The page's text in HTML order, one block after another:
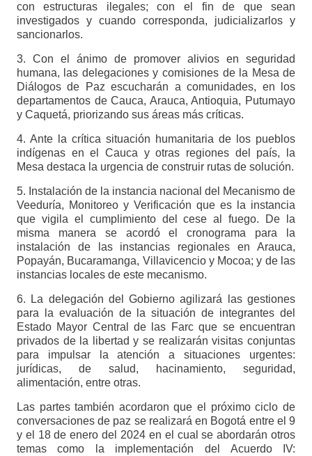
con estructuras ilegales; con el fin de que sean
investigados y cuando corresponda, judicializarlos y
sancionarlos.
3. Con el ánimo de promover alivios en seguridad
humana, las delegaciones y comisiones de la Mesa de
Diálogos de Paz escucharán a comunidades, en los
departamentos de Cauca, Arauca, Antioquia, Putumayo
y Caquetá, priorizando sus áreas más críticas.
4. Ante la crítica situación humanitaria de los pueblos
indígenas en el Cauca y otras regiones del país, la
Mesa destaca la urgencia de construir rutas de solución.
5. Instalación de la instancia nacional del Mecanismo de
Veeduría, Monitoreo y Verificación que es la instancia
que vigila el cumplimiento del cese al fuego. De la
misma manera se acordó el cronograma para la
instalación de las instancias regionales en Arauca,
Popayán, Bucaramanga, Villavicencio y Mocoa; y de las
instancias locales de este mecanismo.
6. La delegación del Gobierno agilizará las gestiones
para la evaluación de la situación de integrantes del
Estado Mayor Central de las Farc que se encuentran
privados de la libertad y se realizarán visitas conjuntas
para impulsar la atención a situaciones urgentes:
jurídicas, de salud, hacinamiento, seguridad,
alimentación, entre otras.
Las partes también acordaron que el próximo ciclo de
conversaciones de paz se realizará en Bogotá entre el 9
y el 18 de enero del 2024 en el cual se abordarán otros
temas como la implementación del Acuerdo IV: